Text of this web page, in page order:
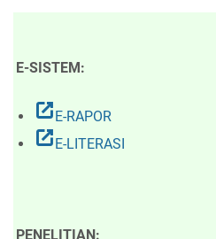
E-SISTEM:
open_in_new E-RAPOR
open_in_new E-LITERASI
PENELITIAN: